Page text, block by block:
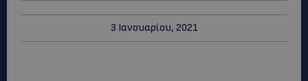
3 Ιανουαρίου, 2021